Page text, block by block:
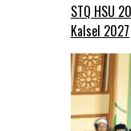
STQ HSU
Kalsel 2027